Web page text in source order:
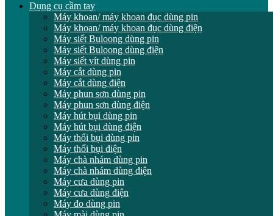
Dụng cụ cầm tay
Máy khoan/ máy khoan đục dùng pin
Máy khoan/ máy khoan đục dùng điện
Máy siết Buloong dùng pin
Máy siết Buloong dùng điện
Máy siết vít dùng pin
Máy cắt dùng pin
Máy cắt dùng điện
Máy phun sơn dùng pin
Máy phun sơn dùng điện
Máy hút bụi dùng pin
Máy hút bụi dùng điện
Máy thổi bụi dùng pin
Máy thổi bụi điện
Máy chà nhám dùng pin
Máy chà nhám dùng điện
Máy cưa dùng pin
Máy cưa dùng điện
Máy đo dùng pin